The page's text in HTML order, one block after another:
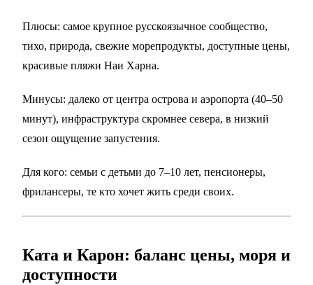
Плюсы: самое крупное русскоязычное сообщество,
тихо, природа, свежие морепродукты, доступные цены,
красивые пляжи Наи Харна.
Минусы: далеко от центра острова и аэропорта (40–50
минут), инфраструктура скромнее севера, в низкий
сезон ощущение запустения.
Для кого: семьи с детьми до 7–10 лет, пенсионеры,
фрилансеры, те кто хочет жить среди своих.
Ката и Карон: баланс цены, моря и
доступности